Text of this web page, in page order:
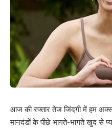
आज की रफ्तार तेज जिंदगी में हम
मानदंडों के पीछे भागते-भागते खुद से